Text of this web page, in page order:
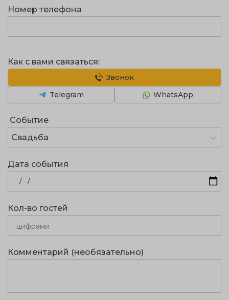
Номер телефона
Событие
Свадьба
Дата события
Кол-во гостей
Как с вами связаться:
Звонок
WhatsApp
Telegram
Комментарий (необязательно)